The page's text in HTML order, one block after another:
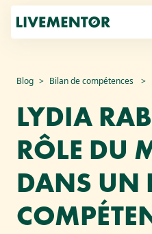
Aller
contenu
Blog Bilan de compétences
LYDIA
RÔLE DU
DANS UN